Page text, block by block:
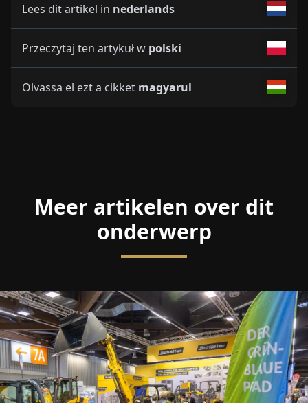
Lees dit artikel in nederlands
Przeczytaj ten artykuł w polski
Olvassa el ezt a cikket magyarul
Meer artikelen over dit
onderwerp